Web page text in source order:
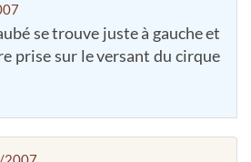
se trouve juste à gauche et
prise sur le versant du cirque